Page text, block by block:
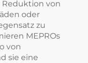
von
oder
zu
MEPROs
von
sie eine